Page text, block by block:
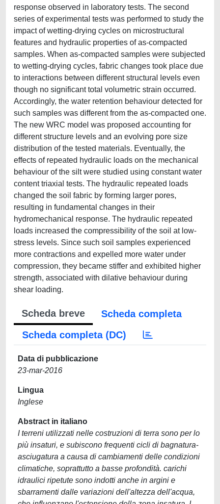
response observed in laboratory tests. The second
series of experimental tests was performed to study the
impact of wetting-drying cycles on microstructural
features and hydraulic properties of as-compacted
samples. When as-compacted samples were subjected
to wetting-drying cycles, fabric changes took place due
to interactions between different structural levels even
though no significant total volumetric strain occurred.
Accordingly, the water retention behaviour detected for
such samples was different from the as-compacted one.
The new WRC model was proposed accounting for
different structure levels and an evolving pore size
distribution of the tested materials. Eventually, the
effects of repeated hydraulic loads on the mechanical
behaviour of the silt were studied using constant water
content triaxial tests. The hydraulic repeated loads
changed the soil fabric by forming larger pores,
resulting in fundamental changes in their
hydromechanical response. The hydraulic repeated
loads increased the compressibility of the soil at low-
stress levels. Since such soil samples experienced
more contractions and expelled more water under
compression, they became stiffer and exhibited higher
strength, associated with dilative behaviour during
shear loading.
Scheda breve
Scheda completa
Scheda completa (DC)
Data di pubblicazione
23-mar-2016
Lingua
Inglese
Abstract in italiano
I terreni utilizzati nelle costruzioni di terra sono per lo
più insaturi, e subiscono frequenti cicli di bagnatura-
asciugatura a causa di cambiamenti delle condizioni
climatiche, soprattutto a basse profondità. carichi
idraulici ripetute sono indotti anche in argini e
sbarramenti dalle variazioni dell'altezza dell'acqua,